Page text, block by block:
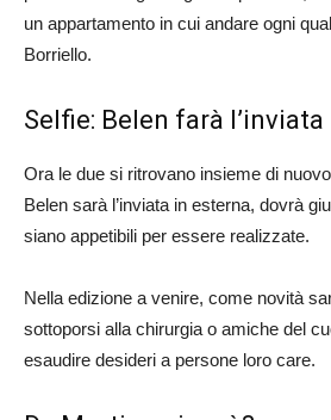
un appartamento in cui andare ogni
Borriello.
Selfie: Belen farà l’inviata
Ora le due si ritrovano insieme di
Belen sarà l’inviata in esterna, dovrà
siano appetibili per essere realizzate.
Nella edizione a venire, come novità
sottoporsi alla chirurgia o amiche del
esaudire desideri a persone loro care.